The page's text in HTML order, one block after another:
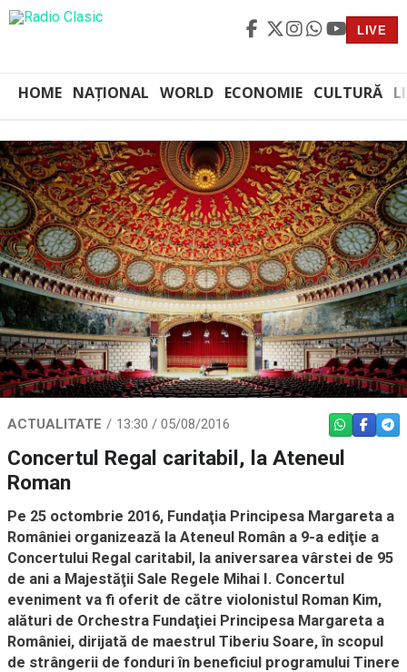
LIVE
HOME NAȚIONAL WORLD ECONOMIE CULTURĂ
ACTUALITATE 13:30 / 05/08/2016 WHATSAPP
Concertul Regal caritabil, la Ateneul
Roman
Pe 25 octombrie 2016, Fundaţia Principesa Margareta a
României organizează la Ateneul Român a 9-a ediţie a
Concertului Regal caritabil, la aniversarea vârstei de 95
de ani a Majestăţii Sale Regele Mihai I. Concertul
eveniment va fi oferit de către violonistul Roman Kim,
alături de Orchestra Fundaţiei Principesa Margareta a
României, dirijată de maestrul Tiberiu Soare, în scopul
de strângerii de fonduri în beneficiul programului Tinere